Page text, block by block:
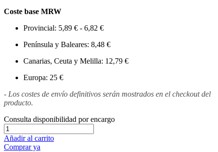
Coste base MRW
Provincial: 5,89 € - 6,82 €
Península y Baleares: 8,48 €
Canarias, Ceuta y Melilla: 12,79 €
Europa: 25 €
- Los costes de envío definitivos serán mostrados en el checkout del
producto.
Consulta disponibilidad por encargo
Añadir al carrito
Comprar ya